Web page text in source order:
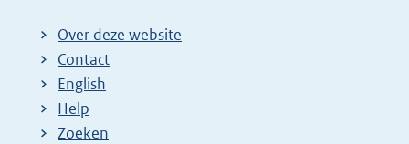
Over deze website
Contact
English
Help
Zoeken